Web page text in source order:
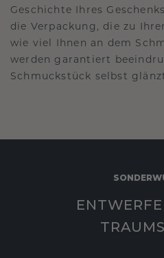
Geschichte Ihres
die Verpackung, die zu
wie viel Ihnen an dem
werden garantiert
Schmuckstück selbst